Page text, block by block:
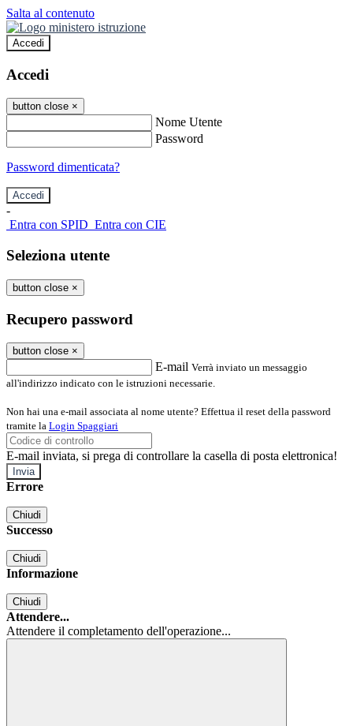
Salta al contenuto
Accedi
Accedi
button close ×
Nome Utente
Password
Password dimenticata?
-
Entra con SPID Entra con CIE
Seleziona utente
button close ×
Recupero password
button close ×
E-mail Verrà inviato un messaggio
all'indirizzo indicato con le istruzioni necessarie.
Non hai una e-mail associata al nome utente? Effettua il reset della password
tramite la Login Spaggiari
E-mail inviata, si prega di controllare la casella di posta elettronica!
Errore
Chiudi
Successo
Chiudi
Informazione
Chiudi
Attendere...
Attendere il completamento dell'operazione...